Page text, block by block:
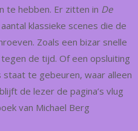
te hebben. Er zitten in De
klassieke scenes die de
Zoals een bizar snelle
de tijd. Of een opsluiting
te gebeuren, waar alleen
de lezer de pagina’s vlug
van Michael Berg